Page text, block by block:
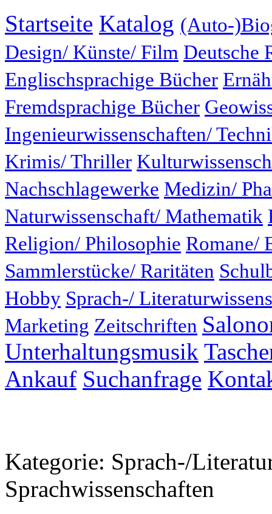
Startseite Katalog (Auto-
Design/ Künste/ Film Deutsche
Englischsprachige Bücher
Fremdsprachige Bücher
Ingenieurwissenschaften/
Krimis/ Thriller
Nachschlagewerke Medizin/
Naturwissenschaft/ Mathematik
Religion/ Philosophie Romane/
Sammlerstücke/ Raritäten
Hobby Sprach-/
Marketing Zeitschriften
Unterhaltungsmusik
Ankauf Suchanfrage
Kategorie: Sprach-/
Sprachwissenschaften